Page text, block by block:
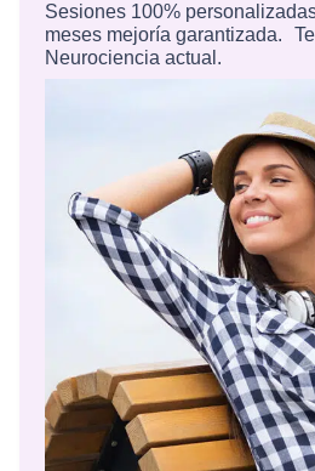
Sesiones 100%
meses mejoría garantizada.
Neurociencia actual.